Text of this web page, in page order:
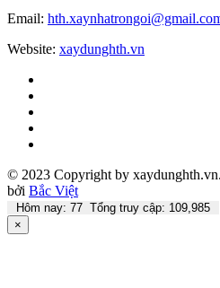
Email:
Website: xaydunghth.vn
© 2023 Copyright by
bởi Bắc Việt
Hôm nay: 77 Tổng truy cập: 109,985
×